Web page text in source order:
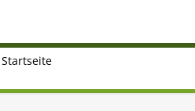
Startseite